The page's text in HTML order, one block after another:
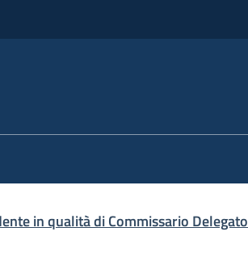
in qualità di Commissario Delegato